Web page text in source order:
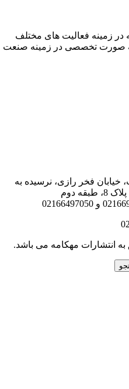
در زمینه فعالیت های مختلف
صورت تخصصی در زمینه صنعت
خیابان فخر رازی، نرسیده به
دوم
02166497050
انتشارات مهکامه می باشد.